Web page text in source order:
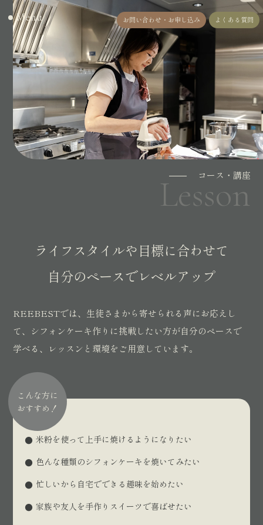
Menu お問い合わせ・お申し込み よくある質問
コース・講座
Lesson
ライフスタイルや目標に合わせて
自分のペースでレベルアップ
REEBESTでは、生徒さまから寄せられる声にお応えし
て、シフォンケーキ作りに挑戦したい方が自分のペースで
学べる、レッスンと環境をご用意しています。
こんな方に
おすすめ！
米粉を使って上手に焼けるようになりたい
色んな種類のシフォンケーキを焼いてみたい
忙しいから自宅でできる趣味を始めたい
家族や友人を手作りスイーツで喜ばせたい